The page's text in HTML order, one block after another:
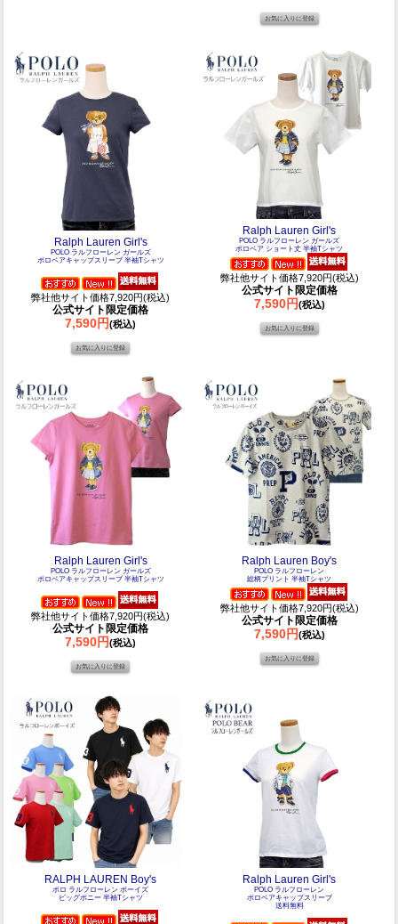
Ralph Lauren Girl's
POLO ラルフローレン ガールズ
ポロベアキャップスリーブ 半袖Tシャツ
弊社他サイト価格7,920円(税込)
公式サイト限定価格
7,590円(税込)
Ralph Lauren Girl's
POLO ラルフローレン ガールズ
ポロベア ショート丈 半袖Tシャツ
弊社他サイト価格7,920円(税込)
公式サイト限定価格
7,590円(税込)
Ralph Lauren Girl's
POLO ラルフローレン ガールズ
ポロベアキャップスリーブ 半袖Tシャツ
弊社他サイト価格7,920円(税込)
公式サイト限定価格
7,590円(税込)
Ralph Lauren Boy's
POLO ラルフローレン
総柄プリント 半袖Tシャツ
弊社他サイト価格7,920円(税込)
公式サイト限定価格
7,590円(税込)
RALPH LAUREN Boy's
ポロ ラルフローレン ボーイズ
ビッグポニー 半袖Tシャツ
Ralph Lauren Girl's
POLO ラルフローレン
ポロベアキャップスリーブ
送料無料